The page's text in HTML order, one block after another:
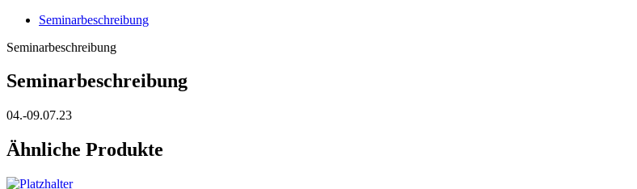
Seminarbeschreibung
Seminarbeschreibung
Seminarbeschreibung
04.-09.07.23
Ähnliche Produkte